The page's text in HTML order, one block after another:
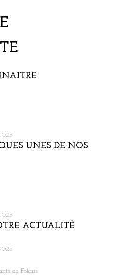
UNES DE NOS
ACTUALITÉ
de Polaris